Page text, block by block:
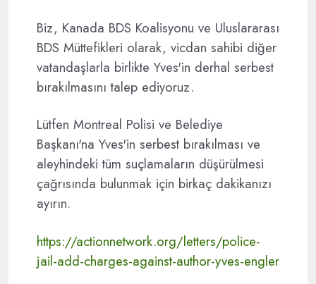
Biz, Kanada BDS Koalisyonu ve Uluslararası
BDS Müttefikleri olarak, vicdan sahibi diğer
vatandaşlarla birlikte Yves'in derhal serbest
bırakılmasını talep ediyoruz.
Lütfen Montreal Polisi ve Belediye
Başkanı'na Yves'in serbest bırakılması ve
aleyhindeki tüm suçlamaların düşürülmesi
çağrısında bulunmak için birkaç dakikanızı
ayırın.
https://actionnetwork.org/letters/police-
jail-add-charges-against-author-yves-engler